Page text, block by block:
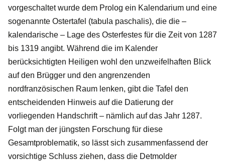
vorgeschaltet wurde dem Prolog ein Kalendarium und eine
sogenannte Ostertafel (tabula paschalis), die die –
kalendarische – Lage des Osterfestes für die Zeit von 1287
bis 1319 angibt. Während die im Kalender
berücksichtigten Heiligen wohl den unzweifelhaften Blick
auf den Brügger und den angrenzenden
nordfranzösischen Raum lenken, gibt die Tafel den
entscheidenden Hinweis auf die Datierung der
vorliegenden Handschrift – nämlich auf das Jahr 1287.
Folgt man der jüngsten Forschung für diese
Gesamtproblematik, so lässt sich zusammenfassend der
vorsichtige Schluss ziehen, dass die Detmolder